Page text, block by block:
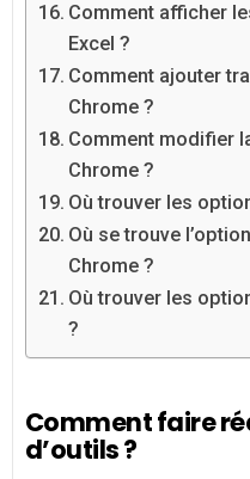
Comment afficher
Excel ?
Comment ajouter
Chrome ?
Comment modifier
Chrome ?
Où trouver les
Où se trouve
Chrome ?
Où trouver les
?
Comment faire
d’outils ?